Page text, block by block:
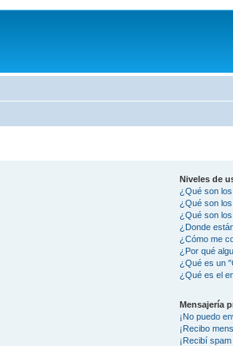
Niveles de
¿Qué son
¿Qué son
¿Qué son
¿Donde
¿Cómo me
¿Por qué
¿Qué es un
¿Qué es el
Mensajería
¡No puedo
¡Recibo
¡Recibí